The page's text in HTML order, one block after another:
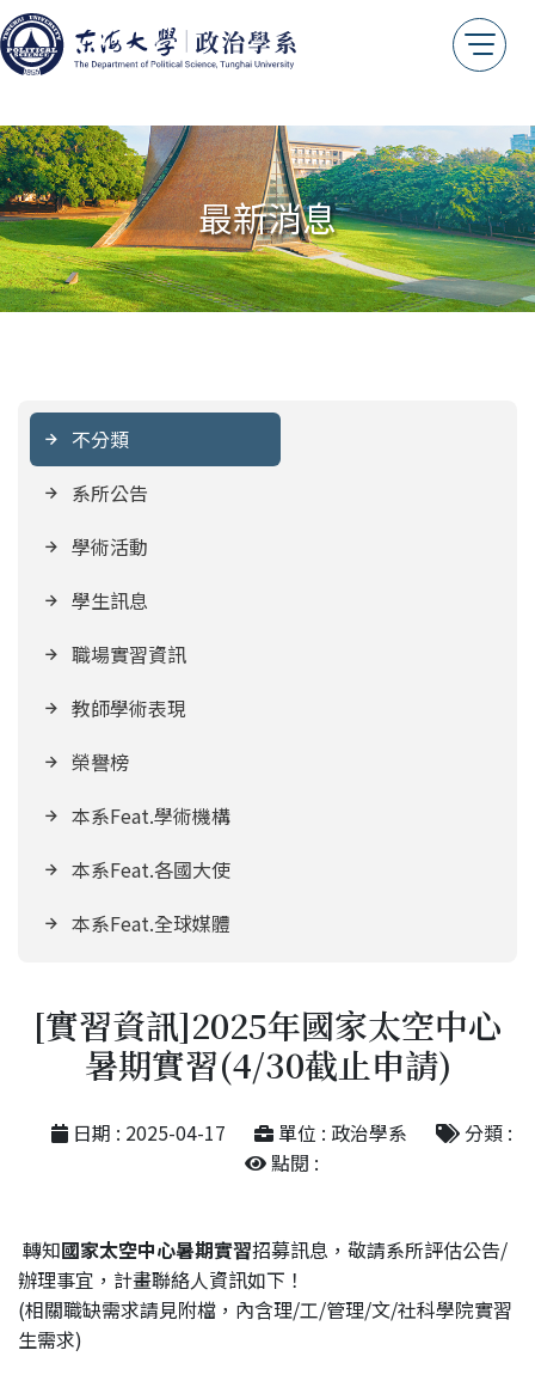
最新消息
不分類
系所公告
學術活動
學生訊息
職場實習資訊
教師學術表現
榮譽榜
本系Feat.學術機構
本系Feat.各國大使
本系Feat.全球媒體
[實習資訊]2025年國家太空中心
暑期實習(4/30截止申請)
日期 : 2025-04-17 單位 : 政治學系
分類 :
點閱 :
轉知國家太空中心暑期實習招募訊息，敬請系所評估公告/
辦理事宜，計畫聯絡人資訊如下！
(相關職缺需求請見附檔，內含理/工/管理/文/社科學院實習
生需求)